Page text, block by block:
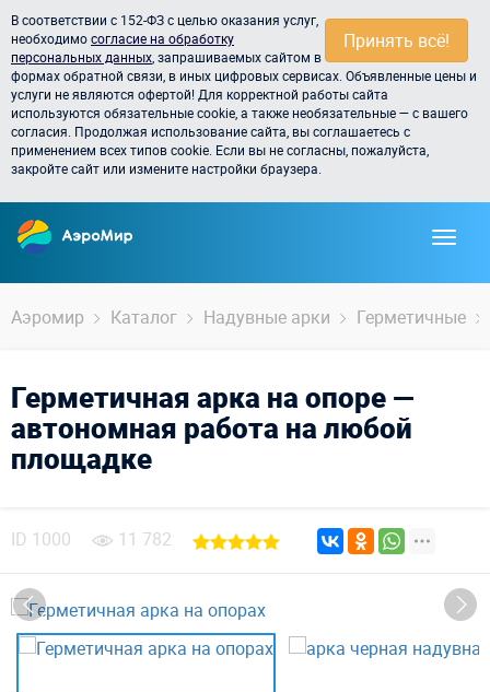
Принять всё!
В соответствии с 152-ФЗ с целью оказания услуг,
необходимосогласие на обработку
персональных данных , запрашиваемых сайтом в
формах обратной связи, в иных цифровых сервисах. Объявленные цены и
услуги не являются офертой! Для корректной работы сайта
используются обязательные cookie, а также необязательные — с вашего
согласия. Продолжая использование сайта, вы соглашаетесь с
применением всех типов cookie. Если вы не согласны, пожалуйста,
закройте сайт или измените настройки браузера.
Аэромир Каталог Надувные арки Герметичные
Герметичная арка на опоре —
автономная работа на любой
площадке
ID 1000 11 782